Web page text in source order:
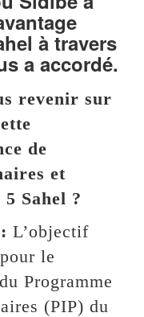
à travers
a accordé.
revenir sur
de
et
Sahel ?
L’objectif
le
Programme
(PIP) du